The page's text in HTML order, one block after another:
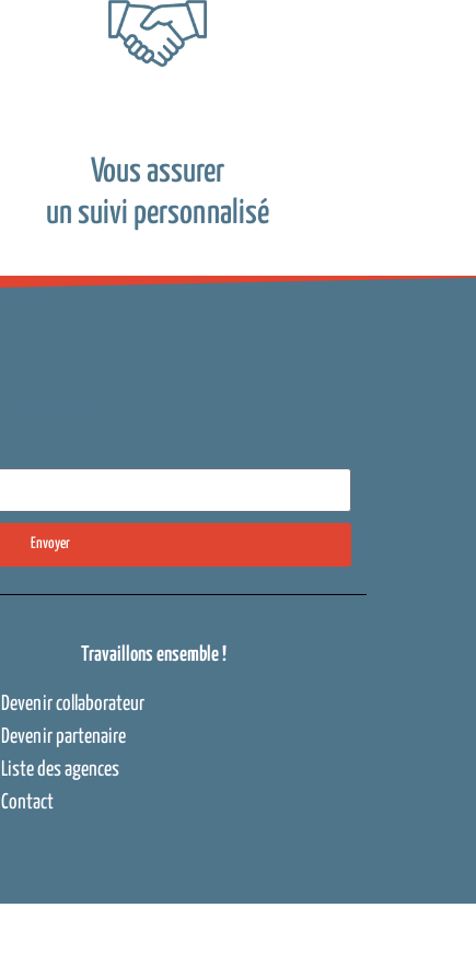
Vous assurer
un suivi personnalisé
Envoyer
Travaillons ensemble !
Devenir collaborateur
Devenir partenaire
Liste des agences
Contact